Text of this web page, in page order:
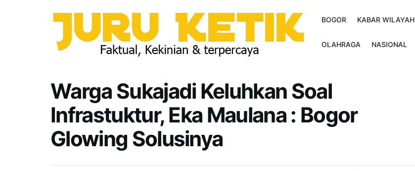
BOGOR KABAR WILAYAH
OLAHRAGA NASIONAL
Warga Sukajadi Keluhkan Soal
Infrastuktur, Eka Maulana : Bogor
Glowing Solusinya